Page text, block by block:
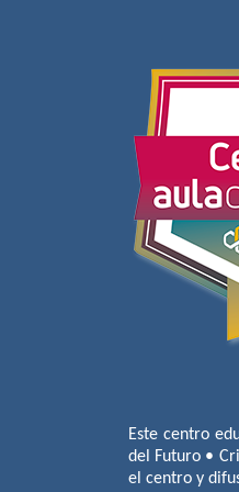
Este centro
del Futuro •
el centro y